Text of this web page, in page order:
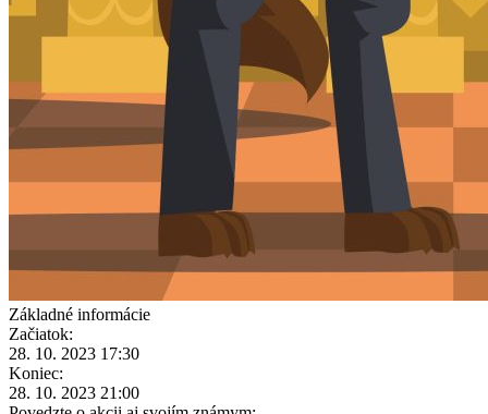
Základné informácie
Začiatok:
28. 10. 2023 17:30
Koniec:
28. 10. 2023 21:00